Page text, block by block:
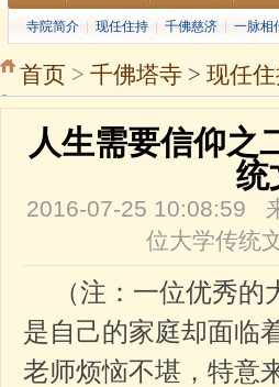
寺院简介 现任住持 千佛慈济 一脉相
首页 > 千佛塔寺 > 现任
人生需要信仰之
统
2016-07-25 10:08:59
位大学传统
（注：一位优秀的
是自己的家庭却面临
老师烦恼不堪，特意